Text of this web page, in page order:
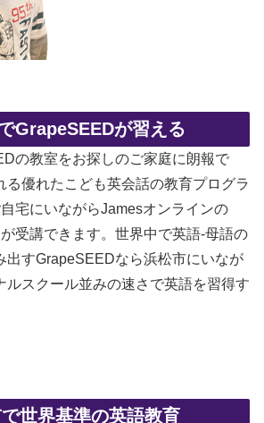
GrapeSEEDが習える
の教室をお探しのご家庭に朗報で
る優れたこども英会話の教育プログラ
宅にいながらJamesオンラインの
受講できます。世界中で英語-母語の
出すGrapeSEEDなら浜松市にいなが
ルスクール並みの速さで英語を習得す
世界基準の英語教育